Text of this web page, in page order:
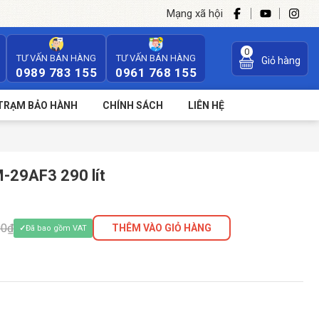
Mạng xã hội
TƯ VẤN BÁN HÀNG
0989 783 155
TƯ VẤN BÁN HÀNG
0961 768 155
0
Giỏ hàng
BẢO HÀNH CHÍNH SÁCH LIÊN HỆ
29AF3 290 lít
Đã bao gồm VAT THÊM VÀO GIỎ HÀNG